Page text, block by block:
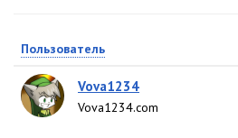
Пользователь
Vova1234
Vova1234.com